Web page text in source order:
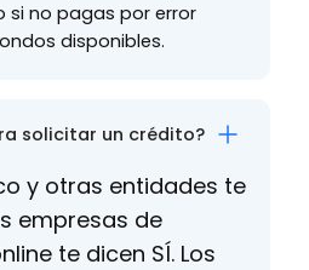
si no pagas por error
disponibles.
solicitar un crédito?
y otras entidades te
empresas de
te dicen SÍ. Los